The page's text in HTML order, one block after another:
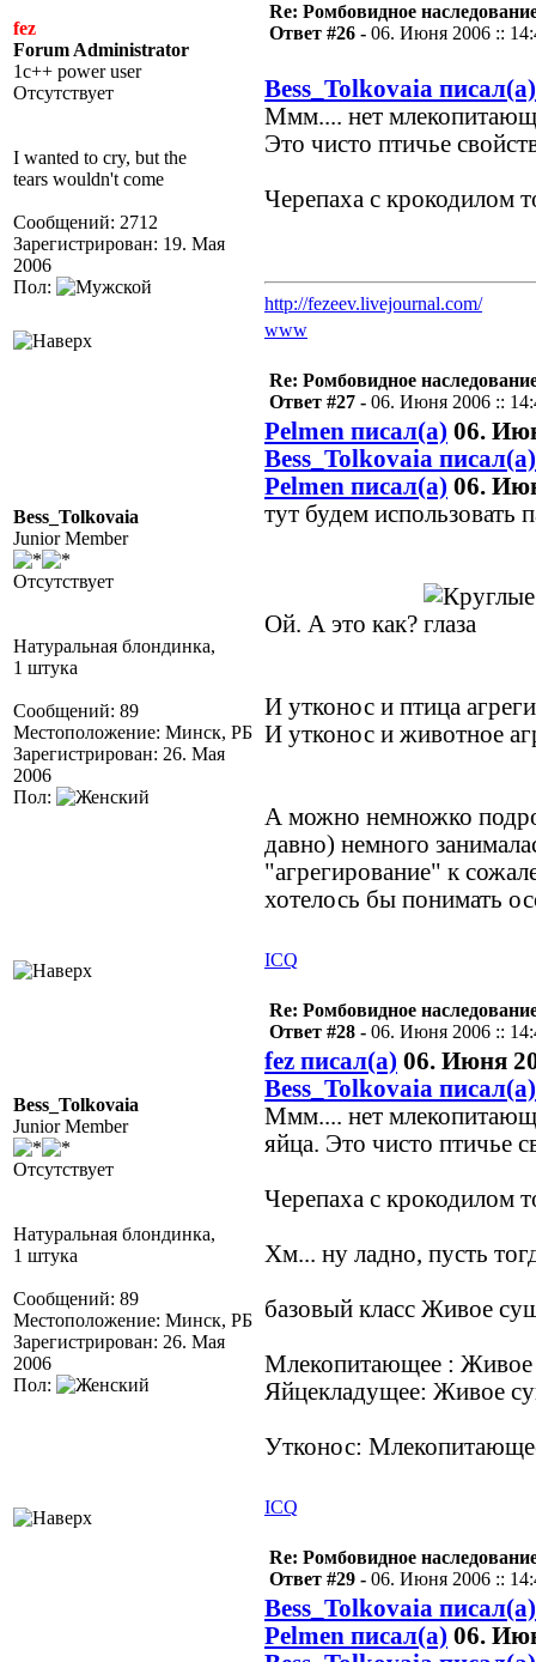
fez
Forum Administrator
1c++ power user
Отсутствует
I wanted to cry, but the
tears wouldn't come
Сообщений: 2712
Зарегистрирован: 19. Мая
2006
Пол:
Re: Ромбовидное
Ответ #26 - 06. Июня 2006 ::
Bess_Tolkovaia писал(а)
Ммм.... нет
Это чисто птичье
Черепаха с крокодилом
http://fezeev.livejournal.com/
www
Bess_Tolkovaia
Junior Member
Отсутствует
Натуральная блондинка,
1 штука
Сообщений: 89
Местоположение: Минск, РБ
Зарегистрирован: 26. Мая
2006
Пол:
Re: Ромбовидное
Ответ #27 - 06. Июня 2006 ::
Pelmen писал(а) 06.
Bess_Tolkovaia писал(а)
Pelmen писал(а) 06.
тут будем использовать
Ой. А это как?
И утконос и птица
И утконос и животное
А можно немножко
давно) немного
"агрегирование" к
хотелось бы понимать
ICQ
Bess_Tolkovaia
Junior Member
Отсутствует
Натуральная блондинка,
1 штука
Сообщений: 89
Местоположение: Минск, РБ
Зарегистрирован: 26. Мая
2006
Пол:
Re: Ромбовидное
Ответ #28 - 06. Июня 2006 ::
fez писал(а) 06. Июня
Bess_Tolkovaia писал(а)
Ммм.... нет
яйца. Это чисто птичье
Черепаха с крокодилом
Хм... ну ладно, пусть
базовый класс Живое
Млекопитающее : Живое
Яйцекладущее: Живое
Утконос:
ICQ
Re: Ромбовидное
Ответ #29 - 06. Июня 2006 ::
Bess_Tolkovaia писал(а)
Pelmen писал(а) 06.